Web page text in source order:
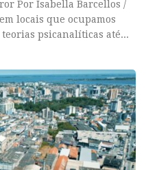
Por Isabella Barcellos /
locais que ocupamos
psicanalíticas até...